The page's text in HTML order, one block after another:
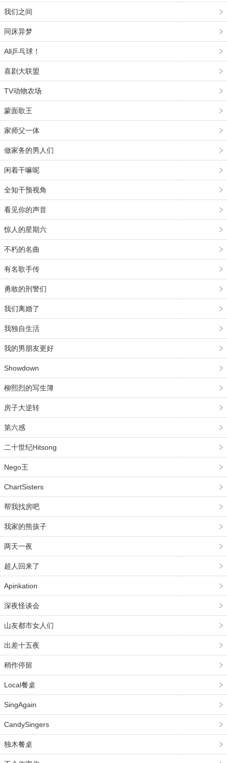
我们之间
同床异梦
All乒乓球！
喜剧大联盟
TV动物农场
蒙面歌王
家师父一体
做家务的男人们
闲着干嘛呢
全知干预视角
看见你的声音
惊人的星期六
不朽的名曲
有名歌手传
勇敢的刑警们
我们离婚了
我独自生活
我的男朋友更好
Showdown
柳熙烈的写生簿
房子大逆转
第六感
二十世纪Hitsong
Nego王
ChartSisters
帮我找房吧
我家的熊孩子
两天一夜
超人回来了
Apinkation
深夜怪谈会
山友都市女人们
出差十五夜
稍作停留
Local餐桌
SingAgain
CandySingers
独木餐桌